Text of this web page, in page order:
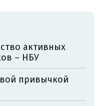
активных
– НБУ
привычкой